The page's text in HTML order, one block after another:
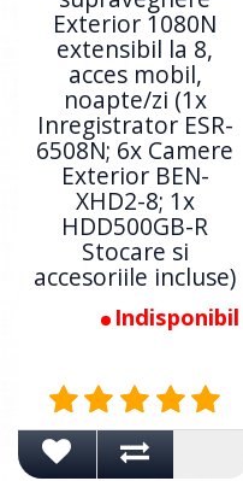
Exterior 1080N
extensibil la 8,
acces mobil,
noapte/zi (1x
Inregistrator ESR-
6508N; 6x Camere
Exterior BEN-
XHD2-8; 1x
HDD500GB-R
Stocare si
accesoriile incluse)
Indisponibil